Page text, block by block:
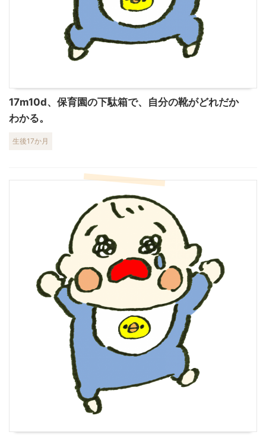
17m10d、保育園の下駄箱で、自分の靴がどれだか
わかる。
生後17か月